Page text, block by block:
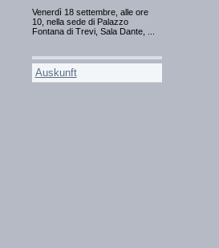
Venerdì 18 settembre, alle ore
10, nella sede di Palazzo
Fontana di Trevi, Sala Dante, ...
Auskunft